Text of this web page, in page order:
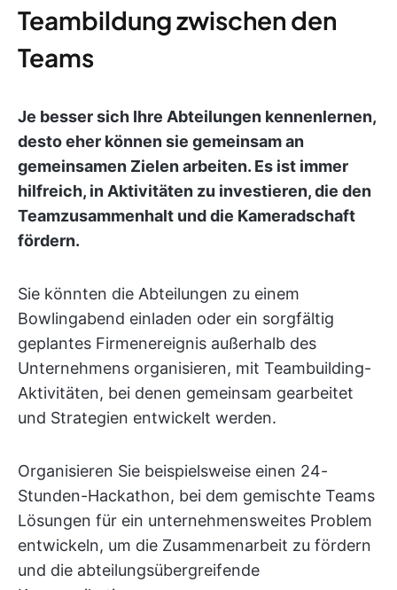
Teambildung zwischen den
Teams
Je besser sich Ihre Abteilungen kennenlernen,
desto eher können sie gemeinsam an
gemeinsamen Zielen arbeiten. Es ist immer
hilfreich, in Aktivitäten zu investieren, die den
Teamzusammenhalt und die Kameradschaft
fördern.
Sie könnten die Abteilungen zu einem
Bowlingabend einladen oder ein sorgfältig
geplantes Firmenereignis außerhalb des
Unternehmens organisieren, mit Teambuilding-
Aktivitäten, bei denen gemeinsam gearbeitet
und Strategien entwickelt werden.
Organisieren Sie beispielsweise einen 24-
Stunden-Hackathon, bei dem gemischte Teams
Lösungen für ein unternehmensweites Problem
entwickeln, um die Zusammenarbeit zu fördern
und die abteilungsübergreifende